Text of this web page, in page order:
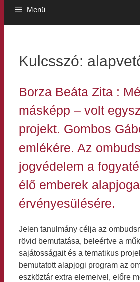
Menü
Kulcsszó:
Borza Beáta Zita :
másképp – volt
projekt. Gombos
emlékére. Az
jogvédelem a
élő emberek
érvényesülésére.
Jelen tanulmány célja az
rövid bemutatása, beleértve a
sajátosságait és a tematikus
bemutatott alapjogi program az
eszköztár extra elemeivel, előre